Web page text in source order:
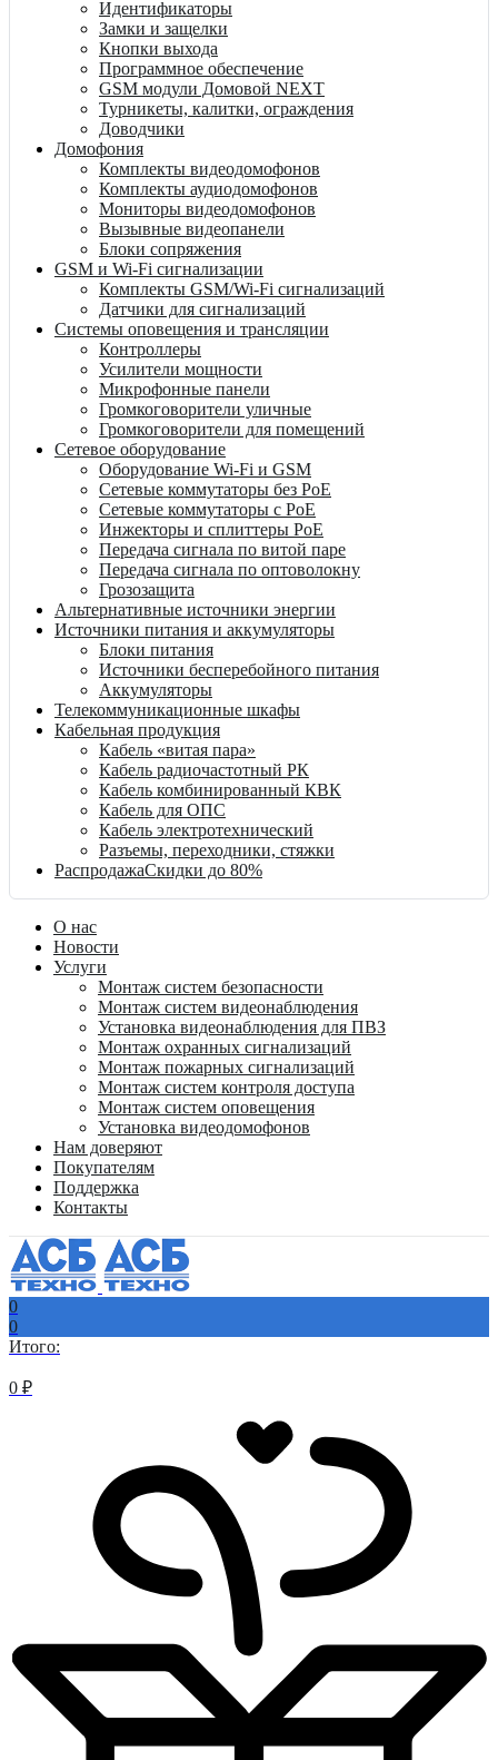
Идентификаторы
Замки и защелки
Кнопки выхода
Программное обеспечение
GSM модули Домовой NEXT
Турникеты, калитки, ограждения
Доводчики
Домофония
Комплекты видеодомофонов
Комплекты аудиодомофонов
Мониторы видеодомофонов
Вызывные видеопанели
Блоки сопряжения
GSM и Wi-Fi сигнализации
Комплекты GSM/Wi-Fi сигнализаций
Датчики для сигнализаций
Системы оповещения и трансляции
Контроллеры
Усилители мощности
Микрофонные панели
Громкоговорители уличные
Громкоговорители для помещений
Сетевое оборудование
Оборудование Wi-Fi и GSM
Сетевые коммутаторы без PoE
Сетевые коммутаторы с PoE
Инжекторы и сплиттеры PoE
Передача сигнала по витой паре
Передача сигнала по оптоволокну
Грозозащита
Альтернативные источники энергии
Источники питания и аккумуляторы
Блоки питания
Источники бесперебойного питания
Аккумуляторы
Телекоммуникационные шкафы
Кабельная продукция
Кабель «витая пара»
Кабель радиочастотный РК
Кабель комбинированный КВК
Кабель для ОПС
Кабель электротехнический
Разъемы, переходники, стяжки
РаспродажаСкидки до 80%
О нас
Новости
Услуги
Монтаж систем безопасности
Монтаж систем видеонаблюдения
Установка видеонаблюдения для ПВЗ
Монтаж охранных сигнализаций
Монтаж пожарных сигнализаций
Монтаж систем контроля доступа
Монтаж систем оповещения
Установка видеодомофонов
Нам доверяют
Покупателям
Поддержка
Контакты
0
0
Итого:
0 ₽